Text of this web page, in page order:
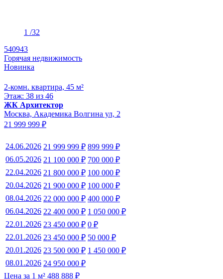
1 /32
540943
Горячая недвижимость
Новинка
2-комн. квартира, 45 м²
Этаж: 38 из 46
ЖК Архитектор
Москва, Академика Волгина ул, 2
21 999 999 ₽
24.06.2026 21 999 999 ₽ 899 999 ₽
06.05.2026 21 100 000 ₽ 700 000 ₽
22.04.2026 21 800 000 ₽ 100 000 ₽
20.04.2026 21 900 000 ₽ 100 000 ₽
08.04.2026 22 000 000 ₽ 400 000 ₽
06.04.2026 22 400 000 ₽ 1 050 000 ₽
22.01.2026 23 450 000 ₽ 0 ₽
22.01.2026 23 450 000 ₽ 50 000 ₽
20.01.2026 23 500 000 ₽ 1 450 000 ₽
08.01.2026 24 950 000 ₽
Цена за 1 м² 488 888 ₽